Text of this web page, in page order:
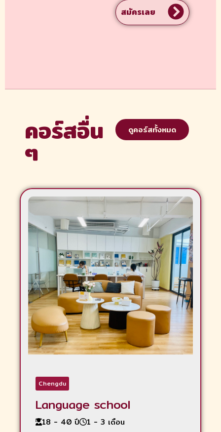
สมัครเลย
คอร์สอื่น
ๆ
ดูคอร์สทั้งหมด
Chengdu
Language school
18 - 40 ปี 1 - 3 เดือน